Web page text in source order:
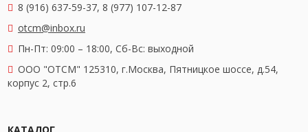
8 (916) 637-59-37, 8 (977) 107-12-87
otcm@inbox.ru
Пн-Пт: 09:00 – 18:00, Сб-Вс: выходной
OOO "ОТСМ" 125310, г.Москва, Пятницкое шоссе, д.54,
корпус 2, стр.6